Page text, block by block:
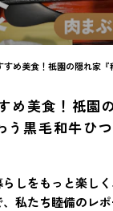
美食！祇園の隠れ家『稀 MARE』
め美食！祇園
う黒毛和牛ひ
しをもっと楽し
私たち睦備のレ